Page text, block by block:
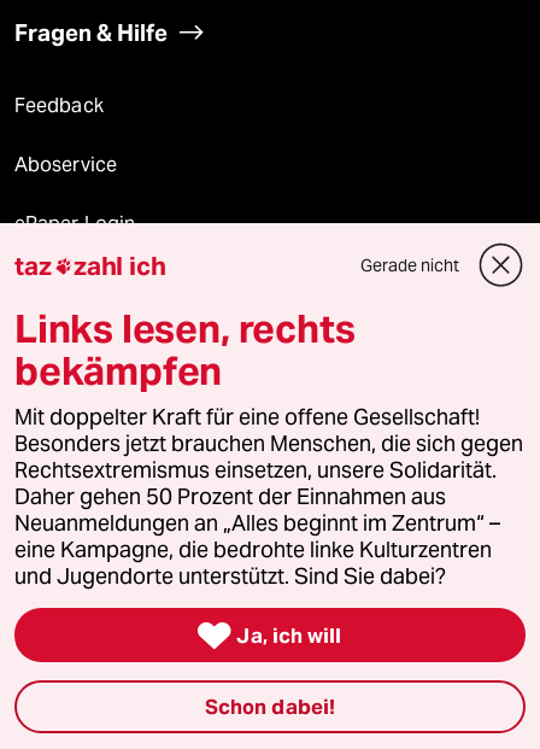
Fragen & Hilfe
Feedback
Aboservice
ePaper Login
Downloads für Abonnierende
© 2026 taz Verlags und Vertriebs GmbH
Alle Rechte vorbehalten. Bei rechtlichen Fragen oder für Genehmigungen
wenden Sie sich bitte an
lizenzen@taz.de
Feedback Redaktionsstatut Kommune-Richtlinien
Leitlinie Informant Datenschutz Impressum AGB
Seitenwende Einwilligungen widerrufen (Ads)
taz zahl ich Gerade nicht
Links lesen, rechts
bekämpfen
Mit doppelter Kraft für eine offene Gesellschaft!
Besonders jetzt brauchen Menschen, die sich gegen
Rechtsextremismus einsetzen, unsere Solidarität.
Daher gehen 50 Prozent der Einnahmen aus
Neuanmeldungen an „Alles beginnt im Zentrum“ –
eine Kampagne, die bedrohte linke Kulturzentren
und Jugendorte unterstützt. Sind Sie dabei?
 Ja, ich will
Schon dabei!